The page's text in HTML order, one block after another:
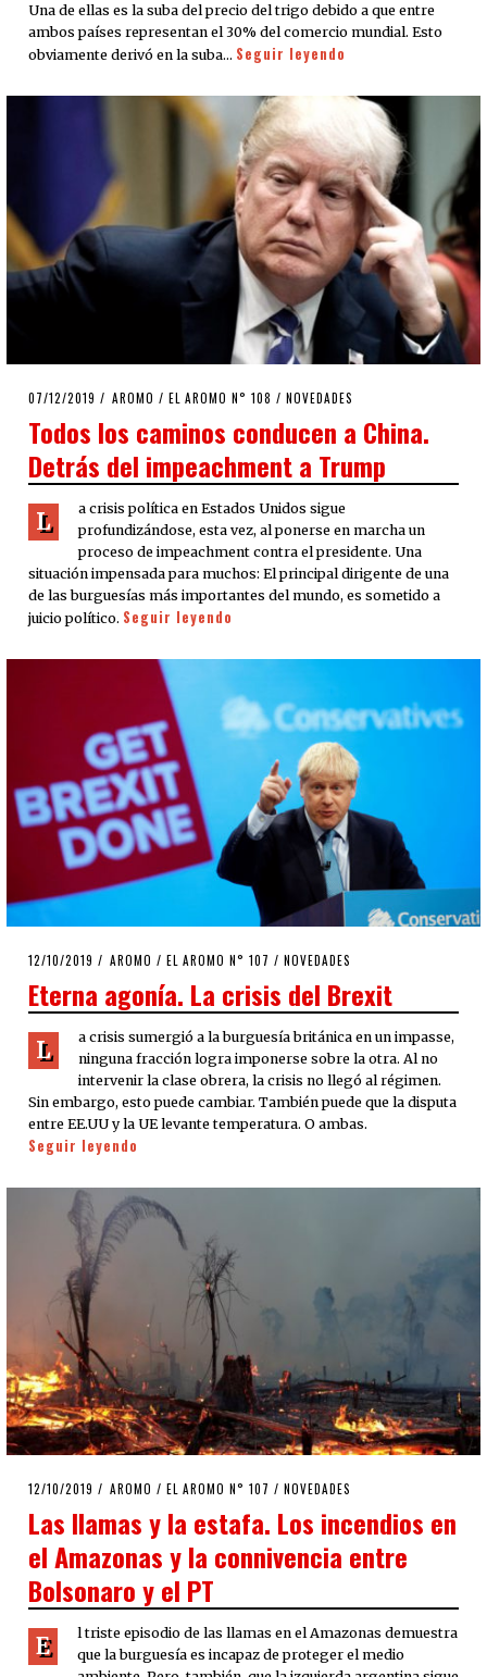
Una de ellas es la suba del precio del trigo debido a que entre
ambos países representan el 30% del comercio mundial. Esto
obviamente derivó en la suba… Seguir leyendo
POSTED
07/12/2019 AROMO / EL AROMO N° 108 / NOVEDADES
Todos los caminos conducen a China.
Detrás del impeachment a Trump
L
a crisis política en Estados Unidos sigue
profundizándose, esta vez, al ponerse en marcha un
proceso de impeachment contra el presidente. Una
situación impensada para muchos: El principal dirigente de una
de las burguesías más importantes del mundo, es sometido a
juicio político. Seguir leyendo
POSTED
12/10/2019 19/11/2019
AROMO / EL AROMO N° 107 / NOVEDADES
Eterna agonía. La crisis del Brexit
L
a crisis sumergió a la burguesía británica en un impasse,
ninguna fracción logra imponerse sobre la otra. Al no
intervenir la clase obrera, la crisis no llegó al régimen.
Sin embargo, esto puede cambiar. También puede que la disputa
entre EE.UU y la UE levante temperatura. O ambas.
Seguir leyendo
POSTED
12/10/2019 19/11/2019
AROMO / EL AROMO N° 107 / NOVEDADES
Las llamas y la estafa. Los incendios en
el Amazonas y la connivencia entre
Bolsonaro y el PT
E
l triste episodio de las llamas en el Amazonas demuestra
que la burguesía es incapaz de proteger el medio